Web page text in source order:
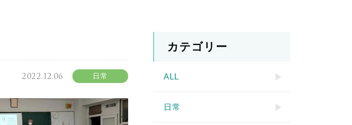
2022.12.06 日常
カテゴリー
ALL
日常